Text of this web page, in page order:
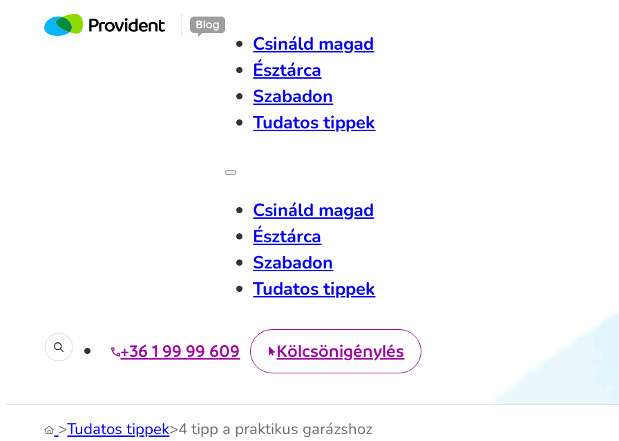
Csináld magad
Észtárca
Szabadon
Tudatos tippek
Csináld magad
Észtárca
Szabadon
Tudatos tippek
+36 1 99 99 609 Kölcsönigénylés
>Tudatos tippek>4 tipp a praktikus garázshoz